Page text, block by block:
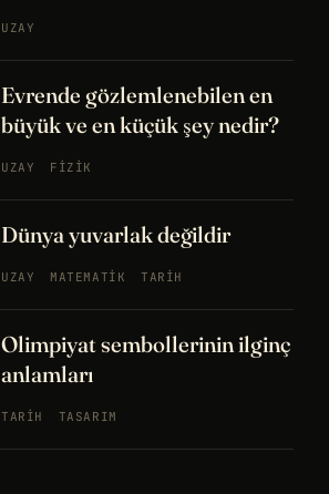
UZAY
Evrende gözlemlenebilen en
büyük ve en küçük şey nedir?
UZAY FIZIK
Dünya yuvarlak değildir
UZAY MATEMATIK TARIH
Olimpiyat sembollerinin ilginç
anlamları
TARIH TASARIM